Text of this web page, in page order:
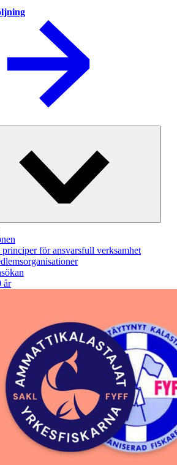
principer för ansvarsfull verksamhet
år